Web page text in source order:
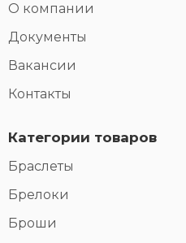
О компании
Документы
Вакансии
Контакты
Категории товаров
Браслеты
Брелоки
Броши